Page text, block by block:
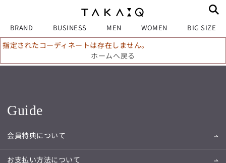
BRAND BUSINESS MEN WOMEN BIG SIZE
指定されたコーディネートは存在しません。
ホームへ戻る
Guide
会員特典について
お支払い方法について